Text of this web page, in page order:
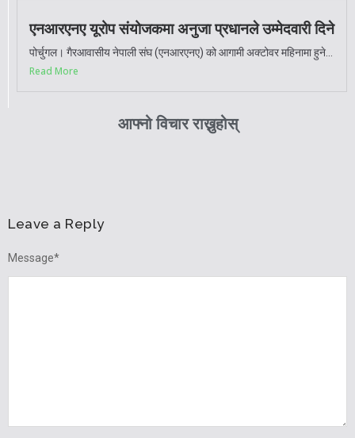
एनआरएनए यूरोप संयोजकमा अनुजा प्रधानले उम्मेदवारी दिने
पोर्चुगल। गैरआवासीय नेपाली संघ (एनआरएनए) को आगामी अक्टोवर महिनामा हुने...
Read More
आफ्नो विचार राख्नुहोस्
Leave a Reply
Message*